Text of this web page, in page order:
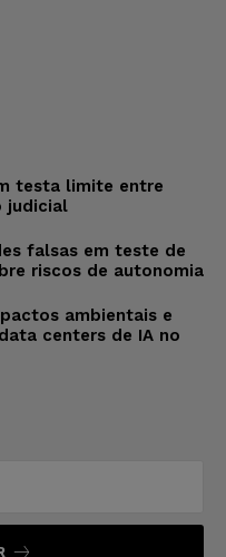
testa limite entre
judicial
falsas em teste de
riscos de autonomia
ambientais e
centers de IA no